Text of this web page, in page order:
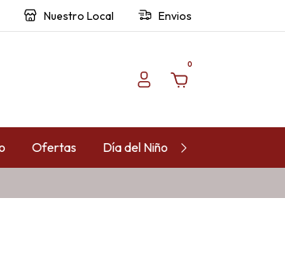
Nuestro Local Envios
0
Ofertas Día del Niño